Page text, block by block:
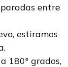
entre
estiramos
180° grados,